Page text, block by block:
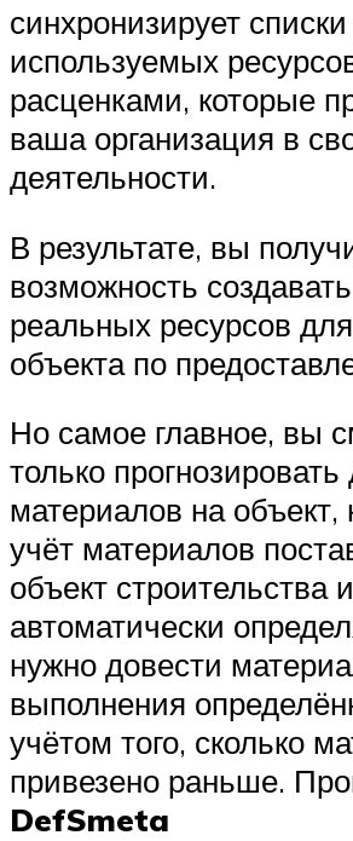
синхронизирует
используемых
расценками, которые
ваша организация в
деятельности.
В результате, вы
возможность
реальных ресурсов
объекта по
Но самое главное, вы
только прогнозировать
материалов на объект,
учёт материалов
объект строительства и
автоматически
нужно довести
выполнения
учётом того, сколько
привезено раньше.
DefSmeta